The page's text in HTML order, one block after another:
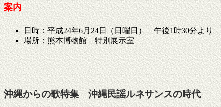
案内
日時：平成24年6月24日（日曜日） 午後1時30分より
場所：熊本博物館 特別展示室
沖縄からの歌特集 沖縄民謡ルネサンスの時代